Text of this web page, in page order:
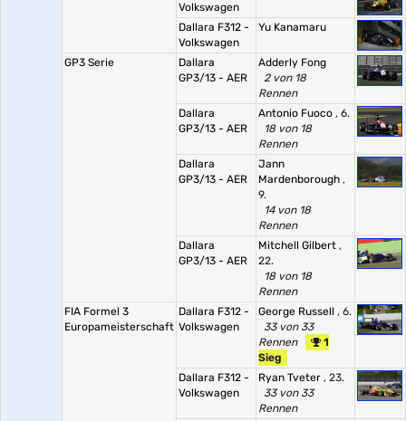
Volkswagen
Dallara F312 -
Volkswagen
Yu Kanamaru
GP3 Serie
Dallara
GP3/13 - AER
Adderly Fong
2 von 18
Rennen
Dallara
GP3/13 - AER
Antonio Fuoco , 6.
18 von 18
Rennen
Dallara
GP3/13 - AER
Jann
Mardenborough ,
9.
14 von 18
Rennen
Dallara
GP3/13 - AER
Mitchell Gilbert ,
22.
18 von 18
Rennen
FIA Formel 3
Europameisterschaft
Dallara F312 -
Volkswagen
George Russell , 6.
33 von 33
Rennen
1
Sieg
Dallara F312 -
Volkswagen
Ryan Tveter , 23.
33 von 33
Rennen